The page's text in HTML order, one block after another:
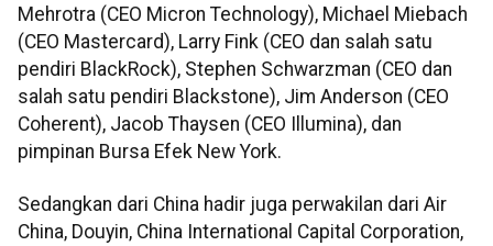
Mehrotra (CEO Micron Technology), Michael Miebach
(CEO Mastercard), Larry Fink (CEO dan salah satu
pendiri BlackRock), Stephen Schwarzman (CEO dan
salah satu pendiri Blackstone), Jim Anderson (CEO
Coherent), Jacob Thaysen (CEO Illumina), dan
pimpinan Bursa Efek New York.
Sedangkan dari China hadir juga perwakilan dari Air
China, Douyin, China International Capital Corporation,